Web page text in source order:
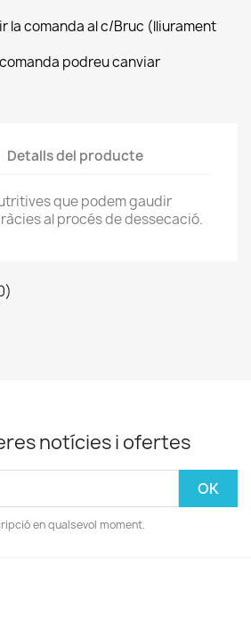
la comanda al c/Bruc (lliurament
podreu canviar
Detalls del producte
que podem gaudir
al procés de dessecació.
notícies i ofertes
en qualsevol moment.